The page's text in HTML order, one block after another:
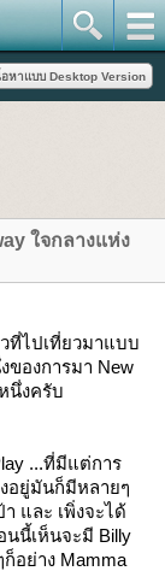
ใจกลางแห่ง
ที่ไปเที่ยวมาแบบ
ของการมา New
นึ่งครับ
...ที่มีแต่การ
อยู่มันก็มีหลายๆ
และ เพิ่งจะได้
นนี้เห็นจะมี Billy
อย่าง Mamma